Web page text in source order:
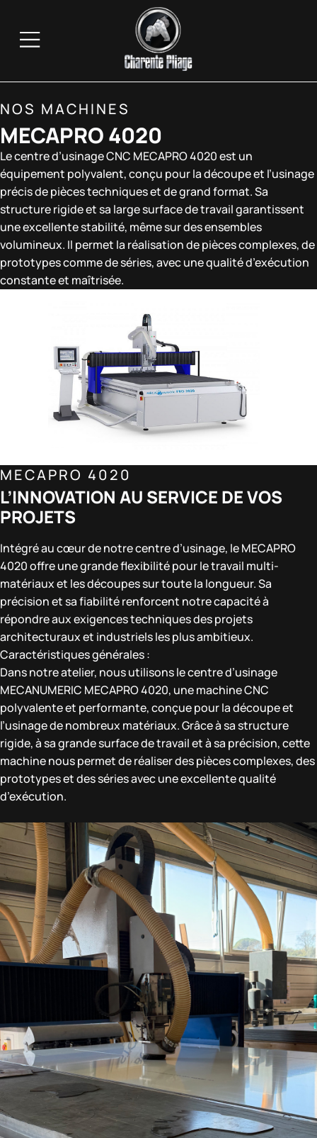
NOS MACHINES
MECAPRO 4020
Le centre d’usinage CNC MECAPRO 4020 est un
équipement polyvalent, conçu pour la découpe et l’usinage
précis de pièces techniques et de grand format. Sa
structure rigide et sa large surface de travail garantissent
une excellente stabilité, même sur des ensembles
volumineux. Il permet la réalisation de pièces complexes, de
prototypes comme de séries, avec une qualité d’exécution
constante et maîtrisée.
MECAPRO 4020
L’INNOVATION AU SERVICE DE VOS
PROJETS
Intégré au cœur de notre centre d’usinage, le MECAPRO
4020 offre une grande flexibilité pour le travail multi-
matériaux et les découpes sur toute la longueur. Sa
précision et sa fiabilité renforcent notre capacité à
répondre aux exigences techniques des projets
architecturaux et industriels les plus ambitieux.
Caractéristiques générales :
Dans notre atelier, nous utilisons le centre d’usinage
MECANUMERIC MECAPRO 4020, une machine CNC
polyvalente et performante, conçue pour la découpe et
l’usinage de nombreux matériaux. Grâce à sa structure
rigide, à sa grande surface de travail et à sa précision, cette
machine nous permet de réaliser des pièces complexes, des
prototypes et des séries avec une excellente qualité
d’exécution.